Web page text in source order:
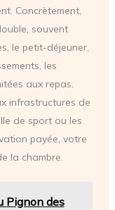
Concrètement,
souvent
le petit-déjeuner,
les
aux repas.
infrastructures de
de sport ou les
payée, votre
la chambre.
Pignon des